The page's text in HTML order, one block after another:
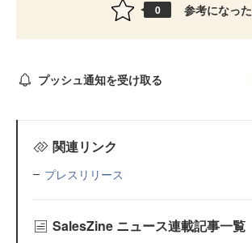
0 参考になった
プッシュ通知を受け取る
関連リンク
プレスリリース
SalesZine ニュース連載記事一覧